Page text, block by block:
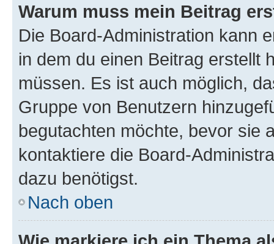
Warum muss mein Beitrag
Die Board-Administration kann
in dem du einen Beitrag erstellt
müssen. Es ist auch möglich,
Gruppe von Benutzern
begutachten möchte, bevor sie
kontaktiere die Board-
dazu benötigst.
Nach oben